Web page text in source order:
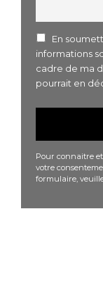
En
informations
cadre de ma
pourrait en
Pour connaitre
votre
formulaire,